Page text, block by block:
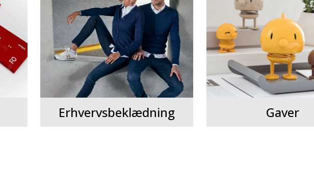
Erhvervsbeklædning Gaver